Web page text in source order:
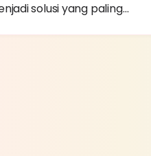
solusi yang paling…